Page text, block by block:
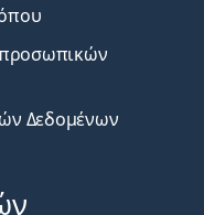
προσωπικών
Δεδομένων